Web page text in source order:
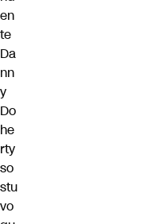
en
te
Da
nn
y
Do
he
rty
so
stu
vo